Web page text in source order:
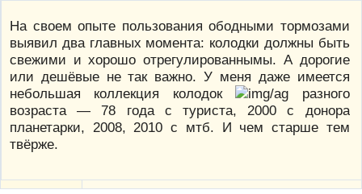
На своем опыте пользования ободными тормозами
выявил два главных момента: колодки должны быть
свежими и хорошо отрегулированнымы. А дорогие
или дешёвые не так важно. У меня даже имеется
небольшая коллекция колодок
разного
возраста — 78 года с туриста, 2000 с донора
планетарки, 2008, 2010 с мтб. И чем старше тем
твёрже.